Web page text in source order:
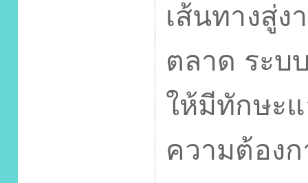
เส้นทางสู่
ตลาด ระ
ให้มีทักษะ
ความต้อง